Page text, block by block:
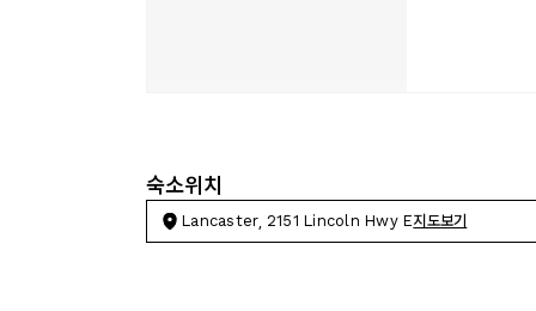
숙소위치
Lancaster, 2151 Lincoln Hwy E지도보기